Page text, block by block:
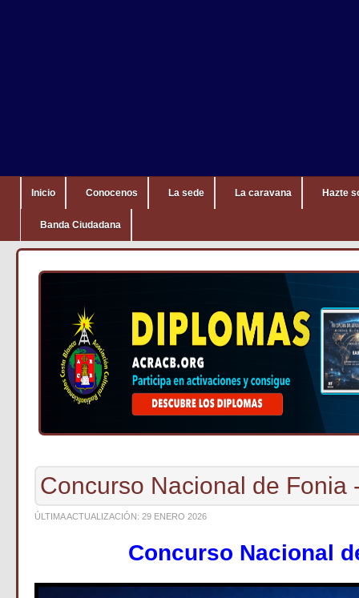
Inicio Conocenos La sede La caravana Hazte
Banda Ciudadana
Concurso Nacional de Fonia
ÚLTIMA ACTUALIZACIÓN: 29 ENERO 2026
Concurso Nacional